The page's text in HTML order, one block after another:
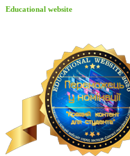
Educational website